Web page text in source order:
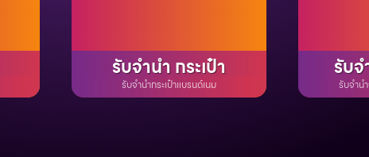
รับจำนำ กระเป๋า
รับจำนำกระเป๋าแบรนด์เนม
รับ
รับจำน